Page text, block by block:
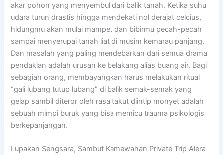
akar pohon yang menyembul dari balik tanah. Ketika suhu
udara turun drastis hingga mendekati nol derajat celcius,
hidungmu akan mulai mampet dan bibirmu pecah-pecah
sampai menyerupai tanah liat di musim kemarau panjang.
Dan masalah yang paling mendebarkan dari semua drama
pendakian adalah urusan ke belakang alias buang air. Bagi
sebagian orang, membayangkan harus melakukan ritual
“gali lubang tutup lubang” di balik semak-semak yang
gelap sambil diteror oleh rasa takut diintip monyet adalah
sebuah mimpi buruk yang bisa memicu trauma psikologis
berkepanjangan.
Lupakan Sengsara, Sambut Kemewahan Private Trip Alera